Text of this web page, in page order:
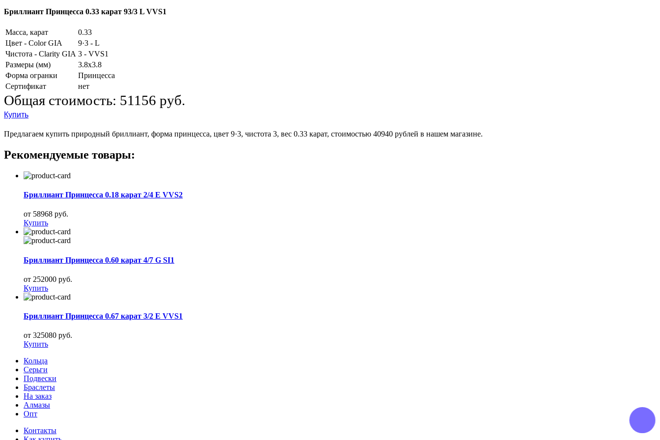
Бриллиант Принцесса 0.33 карат 93/3 L VVS1
Масса, карат
0.33
Цвет - Color GIA
9·3 - L
Чистота - Clarity GIA 3 - VVS1
Размеры (мм)
3.8x3.8
Форма огранки
Принцесса
Сертификат
нет
Общая стоимость: 51156 руб.
Купить
Предлагаем купить природный бриллиант, форма принцесса, цвет 9·3, чистота 3, вес 0.33 карат, стоимостью 40940 рублей в нашем магазине.
Рекомендуемые товары:
Бриллиант Принцесса 0.18 карат 2/4 E VVS2
от 58968 руб.
Купить
Бриллиант Принцесса 0.60 карат 4/7 G SI1
от 252000 руб.
Купить
Бриллиант Принцесса 0.67 карат 3/2 E VVS1
от 325080 руб.
Купить
Кольца
Серьги
Подвески
Браслеты
На заказ
Алмазы
Опт
Контакты